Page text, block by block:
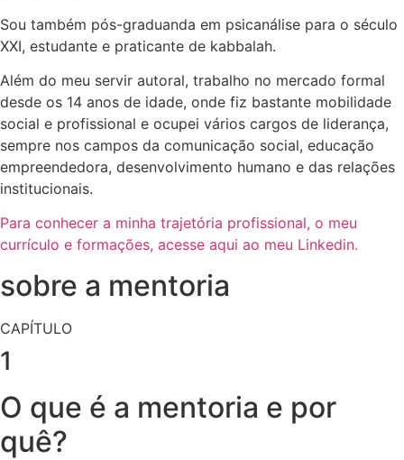
Sou também pós-graduanda em psicanálise para o século
XXI, estudante e praticante de kabbalah.
Além do meu servir autoral, trabalho no mercado formal
desde os 14 anos de idade, onde fiz bastante mobilidade
social e profissional e ocupei vários cargos de liderança,
sempre nos campos da comunicação social, educação
empreendedora, desenvolvimento humano e das relações
institucionais.
Para conhecer a minha trajetória profissional, o meu
currículo e formações, acesse aqui ao meu Linkedin.
sobre a mentoria
CAPÍTULO
1
O que é a mentoria e por
quê?